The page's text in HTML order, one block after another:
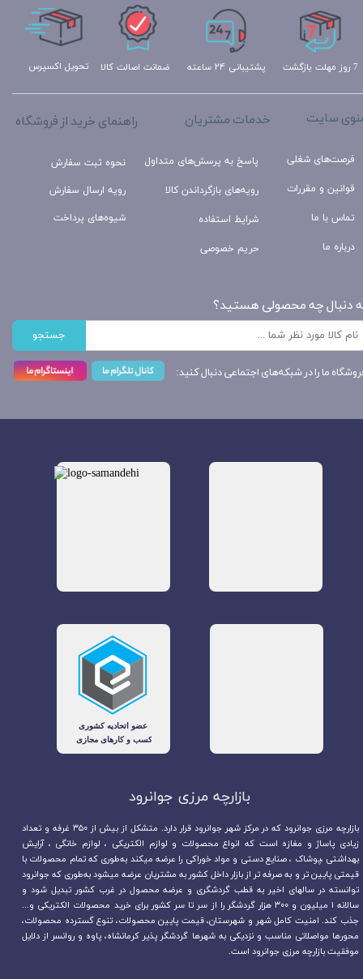
بازارچه مرزی جوانرود​​​​​​​
بازارچه مرزی جوانرود که در مرکز شهر جوانرود قرار دارد. متشکل از بیش از ۳۵۰ غرفه و تعداد
زیادی پاساژ و مغازه است که انواع محصولات و لوازم الکتریکی ، لوازم خانگی ، آرایش
بهداشتی ،پوشاک ، صنایع دستی و مواد خوراکی را عرضه میکند به‌طوری که تمام محصولات با
قیمتی پایین تر و به صرفه تر از بازار داخل کشور به مشتریان عرضه میشود به‌طوری که جوانرود
توانسته در سالهای اخیر به قطب گردشگری و عرضه محصول در غرب کشور تبدیل شود و
سالانه ۱ میلیون و ۳۰۰ هزار گردشگر را از سر تا سر کشور برای خرید محصولات الکتریکی و...
جذب کند. امنیت کامل شهر و شهرستان، قیمت پایین محصولات، تنوع گسترده محصولات،
محورها مواصلاتی مناسب و نزدیکی به شهرها گردشگر پذیر کرمانشاه، پاوه و روانسر از دلایل
موفقیت بازارچه مرزی جوانرود است.
تحویل اکسپرس پشتیبانی ۲۴ ساعته 7 روز مهلت بازگشت ضمانت اصالت کالا
راهنمای خرید از فروشگاه
نحوه ثبت سفارش
رویه ارسال سفارش
شیوه‌های پرداخت
خدمات مشتریان
پاسخ به پرسش‌های متداول
رویه‌های بازگرداندن کالا
شرایط استفاده
حریم خصوصی
سایت
فرصت‌های شغلی
قوانین و مقررات
تماس با ما
درباره ما
دنبال چه محصولی هستید؟
جستجو
ما را در شبکه‌های اجتماعی دنبال کنید: